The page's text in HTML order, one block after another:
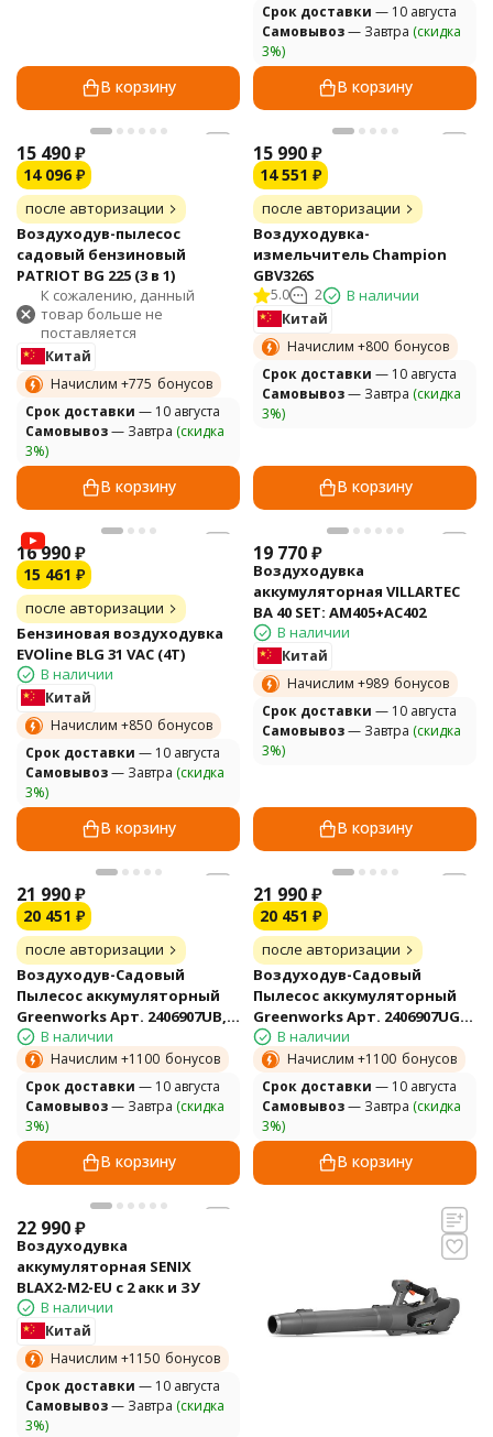
В корзину
Cрок доставки — 10 августа
Самовывоз— Завтра (скидка
3%)
В корзину
15 490₽
14 096 ₽
после авторизации
Воздуходув-пылесос
садовый бензиновый
PATRIOT BG 225 (3 в 1)
К сожалению, данный
товар больше не
поставляется
Китай
Начислим +775 бонусов
Cрок доставки — 10 августа
Самовывоз— Завтра (скидка
3%)
В корзину
15 990₽
14 551 ₽
после авторизации
Воздуходувка-
измельчитель Champion
GBV326S
5.0 2 В наличии
Китай
Начислим +800 бонусов
Cрок доставки — 10 августа
Самовывоз— Завтра (скидка
3%)
В корзину
16 990₽
15 461 ₽
после авторизации
Бензиновая воздуходувка
EVOline BLG 31 VAC (4T)
В наличии
Китай
Начислим +850 бонусов
Cрок доставки — 10 августа
Самовывоз— Завтра (скидка
3%)
В корзину
19 770₽
Воздуходувка
аккумуляторная VILLARTEC
BA 40 SET: AM405+AC402
В наличии
Китай
Начислим +989 бонусов
Cрок доставки — 10 августа
Самовывоз— Завтра (скидка
3%)
В корзину
21 990₽
20 451 ₽
после авторизации
Воздуходув-Садовый
Пылесос аккумуляторный
Greenworks Арт. 2406907UB,
40V, бесщеточный, c 1хАКБ
4Ач и ЗУ
В наличии
Начислим +1100 бонусов
Cрок доставки — 10 августа
Самовывоз— Завтра (скидка
3%)
В корзину
21 990₽
20 451 ₽
после авторизации
Воздуходув-Садовый
Пылесос аккумуляторный
Greenworks Арт. 2406907UG,
40V, бесщеточный, c 1хАКБ
5Ач и ЗУ
В наличии
Начислим +1100 бонусов
Cрок доставки — 10 августа
Самовывоз— Завтра (скидка
3%)
В корзину
22 990₽
Воздуходувка
аккумуляторная SENIX
BLAX2-M2-EU с 2 акк и ЗУ
В наличии
Китай
Начислим +1150 бонусов
Cрок доставки — 10 августа
Самовывоз— Завтра (скидка
3%)